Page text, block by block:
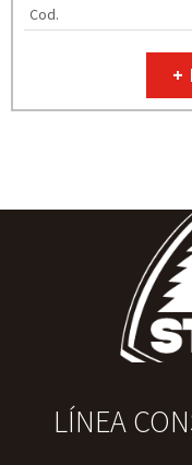
Cod.
+
LÍNEA